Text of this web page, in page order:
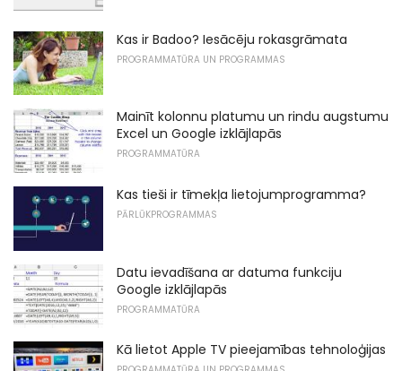
Kas ir Badoo? Iesācēju rokasgrāmata
PROGRAMMATŪRA UN PROGRAMMAS
Mainīt kolonnu platumu un rindu augstumu
Excel un Google izklājlapās
PROGRAMMATŪRA
Kas tieši ir tīmekļa lietojumprogramma?
PĀRLŪKPROGRAMMAS
Datu ievadīšana ar datuma funkciju
Google izklājlapās
PROGRAMMATŪRA
Kā lietot Apple TV pieejamības tehnoloģijas